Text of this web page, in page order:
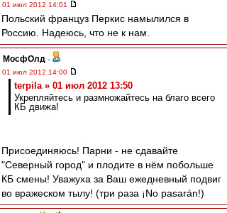
01 июл 2012 14:01
Польский француз Перкис намылился в
Россию. Надеюсь, что не к нам.
МосфОлд -
01 июл 2012 14:00
terpila » 01 июл 2012 13:50
Укрепляйтесь и размножайтесь на благо всего
КБ движа!
Присоединяюсь! Парни - не сдавайте
"Северный город" и плодите в нём побольше
КБ смены! Уважуха за Ваш ежедневный подвиг
во вражеском тылу! (три раза ¡No pasarán!)